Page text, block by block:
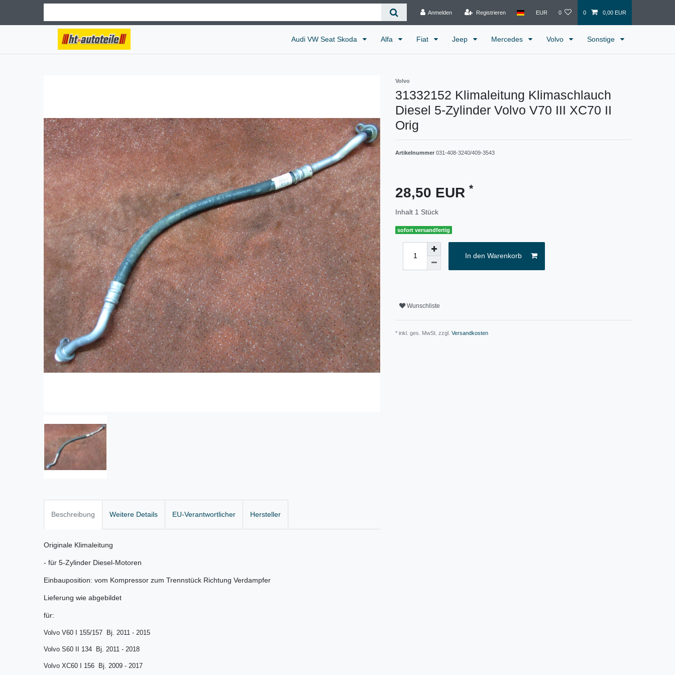
Anmelden Registrieren EUR 0 0 0,00 EUR
Audi VW Seat Skoda Alfa Fiat Jeep Mercedes Volvo Sonstige
Volvo
31332152 Klimaleitung Klimaschlauch
Diesel 5-Zylinder Volvo V70 III XC70 II
Orig
Artikelnummer 031-408-3240/409-3543
28,50 EUR *
Inhalt 1 Stück
sofort versandfertig
In den Warenkorb
Wunschliste
* inkl. ges. MwSt. zzgl. Versandkosten
Beschreibung Weitere Details EU-Verantwortlicher Hersteller
Originale Klimaleitung
- für 5-Zylinder Diesel-Motoren
Einbauposition: vom Kompressor zum Trennstück Richtung Verdampfer
Lieferung wie abgebildet
für:
Volvo V60 I 155/157 Bj. 2011 - 2015
Volvo S60 II 134 Bj. 2011 - 2018
Volvo XC60 I 156 Bj. 2009 - 2017